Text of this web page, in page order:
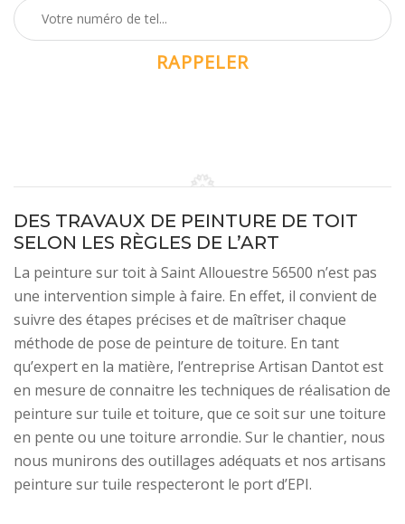
DES TRAVAUX DE PEINTURE DE TOIT
SELON LES RÈGLES DE L’ART
La peinture sur toit à Saint Allouestre 56500 n’est pas
une intervention simple à faire. En effet, il convient de
suivre des étapes précises et de maîtriser chaque
méthode de pose de peinture de toiture. En tant
qu’expert en la matière, l’entreprise Artisan Dantot est
en mesure de connaitre les techniques de réalisation de
peinture sur tuile et toiture, que ce soit sur une toiture
en pente ou une toiture arrondie. Sur le chantier, nous
nous munirons des outillages adéquats et nos artisans
peinture sur tuile respecteront le port d’EPI.